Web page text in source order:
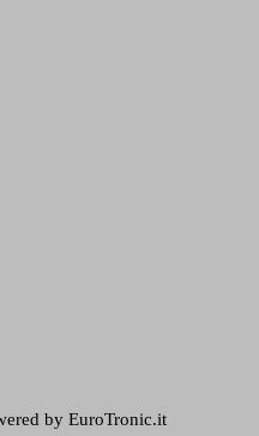
by EuroTronic.it